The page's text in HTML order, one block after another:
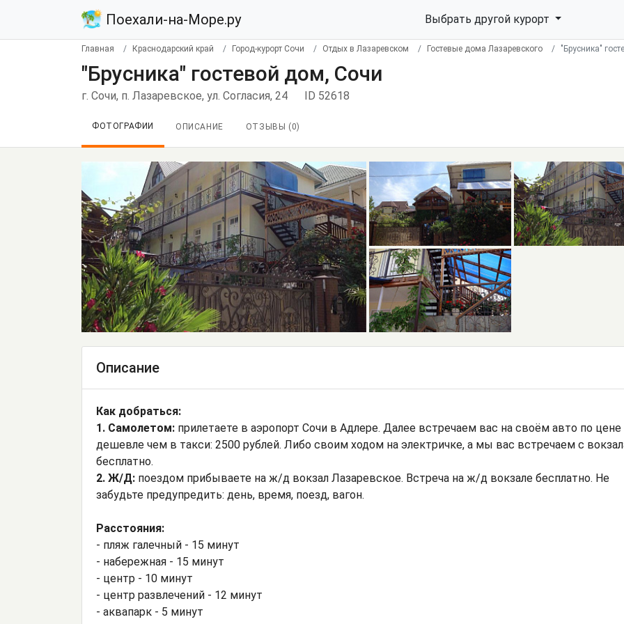
Поехали-на-Море.ру Выбрать другой курорт
Главная Краснодарский край Город-курорт Сочи Отдых в Лазаревском Гостевые дома Лазаревского "Брусника"
"Брусника" гостевой дом, Сочи
г. Сочи, п. Лазаревское, ул. Согласия, 24 ID 52618
ФОТОГРАФИИ ОПИСАНИЕ ОТЗЫВЫ ( 0)
Описание
Как добраться:
1. Самолетом: прилетаете в аэропорт Сочи в Адлере. Далее встречаем вас на своём авто по цене
дешевле чем в такси: 2500 рублей. Либо своим ходом на электричке, а мы вас встречаем с
бесплатно.
2. Ж/Д: поездом прибываете на ж/д вокзал Лазаревское. Встреча на ж/д вокзале бесплатно. Не
забудьте предупредить: день, время, поезд, вагон.
Расстояния:
- пляж галечный - 15 минут
- набережная - 15 минут
- центр - 10 минут
- центр развлечений - 12 минут
- аквапарк - 5 минут